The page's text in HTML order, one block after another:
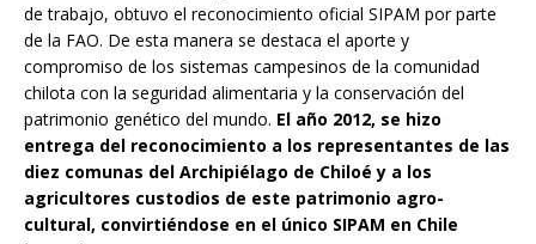
de trabajo, obtuvo el reconocimiento oficial SIPAM por parte
de la FAO. De esta manera se destaca el aporte y
compromiso de los sistemas campesinos de la comunidad
chilota con la seguridad alimentaria y la conservación del
patrimonio genético del mundo. El año 2012, se hizo
entrega del reconocimiento a los representantes de las
diez comunas del Archipiélago de Chiloé y a los
agricultores custodios de este patrimonio agro-
cultural, convirtiéndose en el único SIPAM en Chile